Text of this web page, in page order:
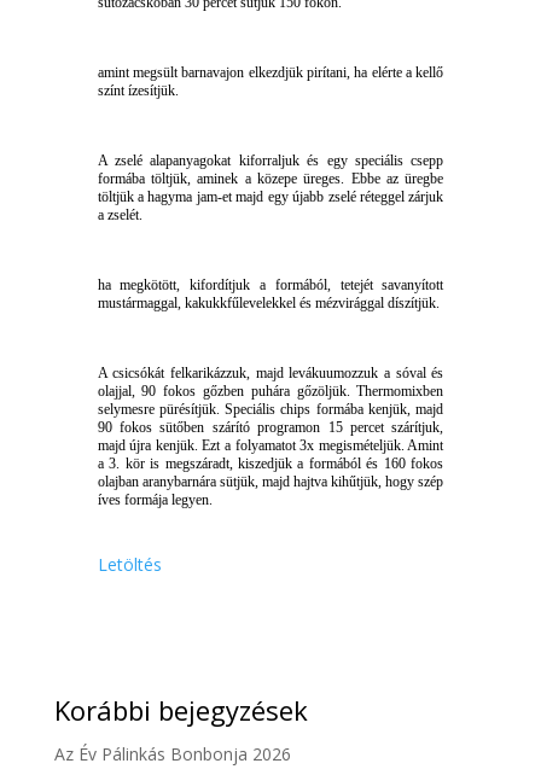
amint megsült barnavajon elkezdjük pirítani, ha elérte a kellő
színt ízesítjük.
A zselé alapanyagokat kiforraljuk és egy speciális csepp
formába töltjük, aminek a közepe üreges. Ebbe az üregbe
töltjük a hagyma jam-et majd egy újabb zselé réteggel zárjuk
a zselét.
ha megkötött, kifordítjuk a formából, tetejét savanyított
mustármaggal, kakukkfűlevelekkel és mézvirággal díszítjük.
A csicsókát felkarikázzuk, majd levákuumozzuk a sóval és
olajjal, 90 fokos gőzben puhára gőzöljük. Thermomixben
selymesre pürésítjük. Speciális chips formába kenjük, majd
90 fokos sütőben szárító programon 15 percet szárítjuk,
majd újra kenjük. Ezt a folyamatot 3x megismételjük. Amint
a 3. kör is megszáradt, kiszedjük a formából és 160 fokos
olajban aranybarnára sütjük, majd hajtva kihűtjük, hogy szép
íves formája legyen.
Letöltés
Korábbi bejegyzések
Az Év Pálinkás Bonbonja 2026